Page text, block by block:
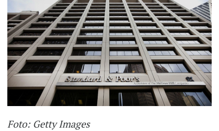
Foto: Getty Images